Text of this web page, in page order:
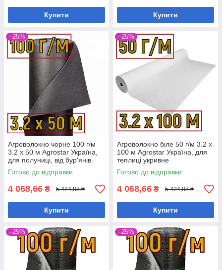
Купити Купити
–25%
Агроволокно чорне 100 г/м
3.2 х 50 м Agrostar Україна,
для полуниці, від бур'янів
Готово до відправки
4 068,66 ₴ 5 424,88 ₴
Купити
–25%
Агроволокно біле 50 г/м 3.2 х
100 м Agrostar Україна, для
теплиці укривне
Готово до відправки
4 068,66 ₴ 5 424,88 ₴
Купити
–25% –25%